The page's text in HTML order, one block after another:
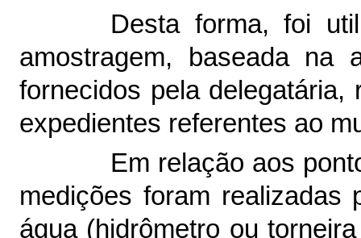
Desta forma, foi
amostragem, baseada na
fornecidos pela
expedientes referentes ao
Em relação aos
medições foram realizadas
água (hidrômetro ou